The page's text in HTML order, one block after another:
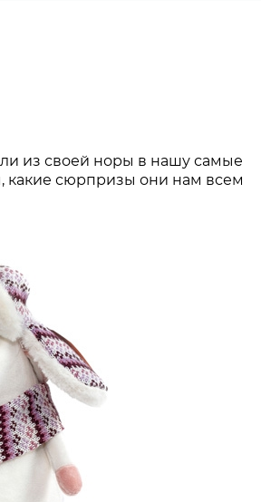
из своей норы в нашу самые
какие сюрпризы они нам всем